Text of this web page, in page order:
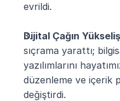
evrildi.
Dijital Çağın
sıçrama yarattı;
yazılımlarını
düzenleme ve içerik
değiştirdi.